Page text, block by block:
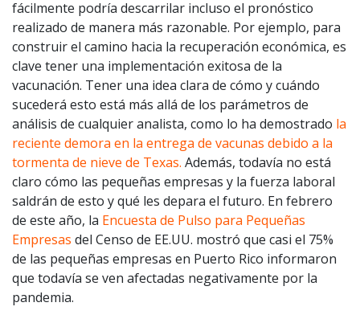
fácilmente podría descarrilar incluso el pronóstico
realizado de manera más razonable. Por ejemplo, para
construir el camino hacia la recuperación económica, es
clave tener una implementación exitosa de la
vacunación. Tener una idea clara de cómo y cuándo
sucederá esto está más allá de los parámetros de
análisis de cualquier analista, como lo ha demostrado la
reciente demora en la entrega de vacunas debido a la
tormenta de nieve de Texas. Además, todavía no está
claro cómo las pequeñas empresas y la fuerza laboral
saldrán de esto y qué les depara el futuro. En febrero
de este año, la Encuesta de Pulso para Pequeñas
Empresas del Censo de EE.UU. mostró que casi el 75%
de las pequeñas empresas en Puerto Rico informaron
que todavía se ven afectadas negativamente por la
pandemia.